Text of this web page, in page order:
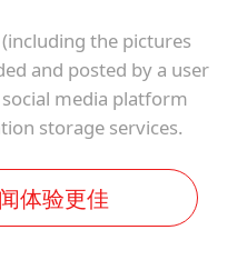
the pictures
and posted by a user
media platform
storage services.
体验更佳